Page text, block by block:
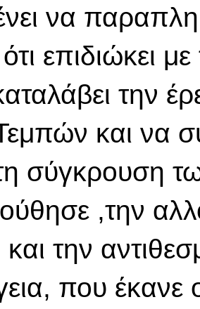
να
ότι επιδιώκει
την
και να
σύγκρουση
,την
την
που έκανε